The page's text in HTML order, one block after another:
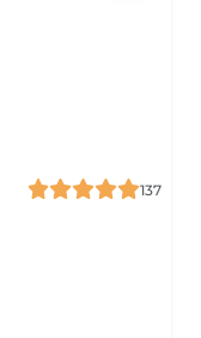
137